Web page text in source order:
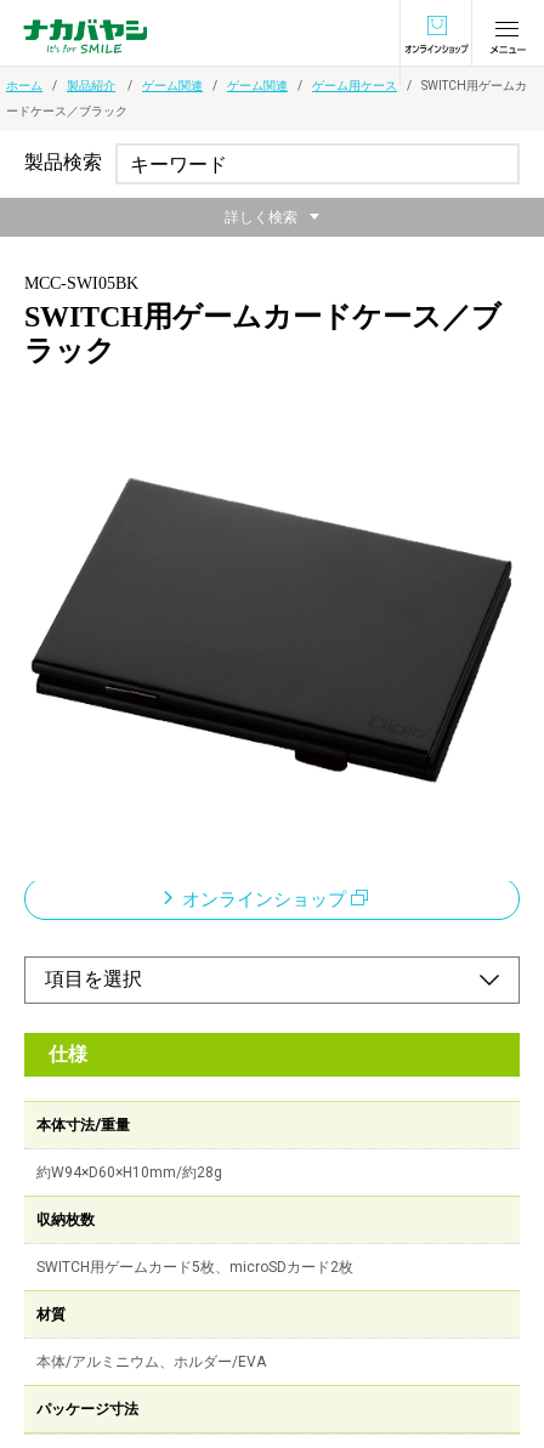
オンラインショ
ホーム 製品紹介 ゲーム関連 ゲーム関連 ゲーム用ケース
SWITCH用ゲームカ
ードケース／ブラック
MCC-SWI05BK
SWITCH用ゲームカードケース／ブ
ラック
アルミ製の丈夫な
ゲームカードケース
メーカー希望小売価格：
¥1,260+ 税
・ホルダーに静電気防止クッションを採用し、
ホコリや静電気からゲームカードを守ります。
オンラインショップ
仕様
本体寸法/重量
約W94×D60×H10mm/約28g
収納枚数
SWITCH用ゲームカード5枚、microSDカード2枚
材質
本体/アルミニウム、ホルダー/EVA
パッケージ寸法
製品検索
詳しく検索